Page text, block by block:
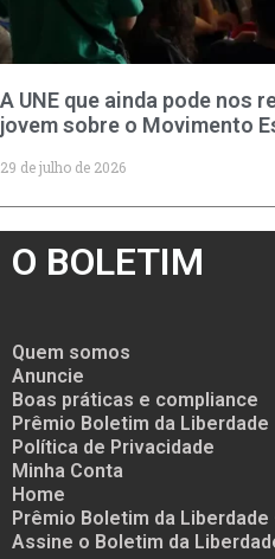
A UNE que ainda pode nos
jovem sobre o Movimento
29 de julho de 2026
O BOLETIM
Quem somos
Anuncie
Boas práticas e compliance
Prêmio Boletim da Liberdade
Política de Privacidade
Minha Conta
Home
Prêmio Boletim da Liberdade
Assine o Boletim da